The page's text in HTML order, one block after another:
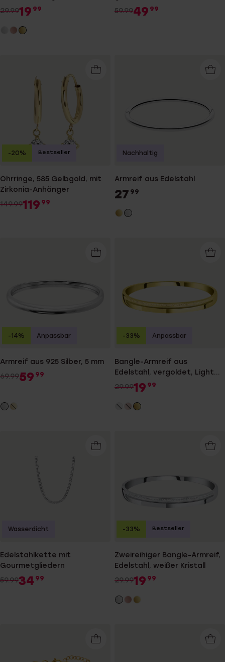
Kristall
29.9919 99
59.9949 99
Ohrringe, 585 Gelbgold, mit
Zirkonia-Anhänger
149.99119 99
-20% Bestseller
Armreif aus Edelstahl
27 99
Nachhaltig
Armreif aus 925 Silber, 5 mm
69.9959 99
-14% Anpassbar
Bangle-Armreif aus
Edelstahl, vergoldet, Light
Colorado-Kristall
29.9919 99
-33% Anpassbar
Edelstahlkette mit
Gourmetgliedern
59.9934 99
Wasserdicht
Zweireihiger Bangle-Armreif,
Edelstahl, weißer Kristall
29.9919 99
-33% Bestseller